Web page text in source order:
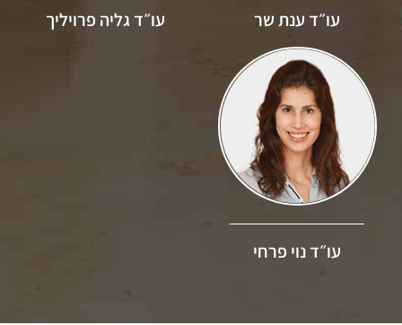
עו״ד ענת שר עו״ד גליה פרויליך
עו״ד נוי פרחי